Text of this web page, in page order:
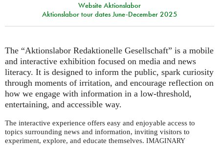
Website Aktionslabor
Aktionslabor tour dates June-December 2025
The “Aktionslabor Redaktionelle Gesellschaft” is a mobile
and interactive exhibition focused on media and news
literacy. It is designed to inform the public, spark curiosity
through moments of irritation, and encourage reflection on
how we engage with information in a low-threshold,
entertaining, and accessible way.
The interactive experience offers easy and enjoyable access to
topics surrounding news and information, inviting visitors to
experiment, explore, and educate themselves. IMAGINARY